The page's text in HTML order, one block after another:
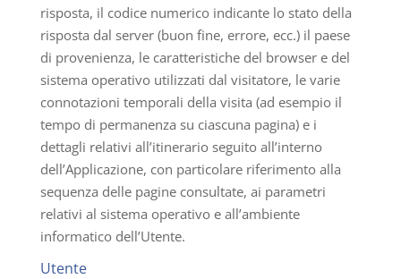
risposta, il codice numerico indicante lo stato della
risposta dal server (buon fine, errore, ecc.) il paese
di provenienza, le caratteristiche del browser e del
sistema operativo utilizzati dal visitatore, le varie
connotazioni temporali della visita (ad esempio il
tempo di permanenza su ciascuna pagina) e i
dettagli relativi all’itinerario seguito all’interno
dell’Applicazione, con particolare riferimento alla
sequenza delle pagine consultate, ai parametri
relativi al sistema operativo e all’ambiente
informatico dell’Utente.
Utente